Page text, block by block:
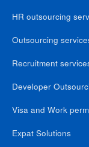
HR outsourcing
Outsourcing
Recruitment
Developer
Visa and Work
Expat Solutions